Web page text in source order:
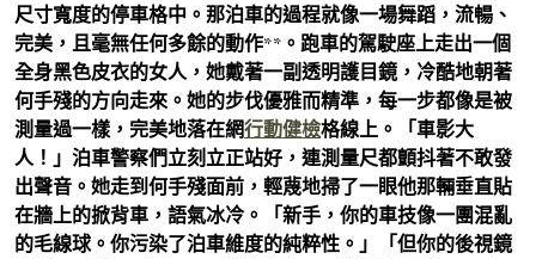
尺寸寬度的停車格中。那泊車的過程就像一場舞蹈，流暢、
完美，且毫無任何多餘的動作**。跑車的駕駛座上走出一個
全身黑色皮衣的女人，她戴著一副透明護目鏡，冷酷地朝著
何手殘的方向走來。她的步伐優雅而精準，每一步都像是被
測量過一樣，完美地落在網行動健檢格線上。「車影大
人！」泊車警察們立刻立正站好，連測量尺都顫抖著不敢發
出聲音。她走到何手殘面前，輕蔑地掃了一眼他那輛垂直貼
在牆上的掀背車，語氣冰冷。「新手，你的車技像一團混亂
的毛線球。你污染了泊車維度的純粹性。」「但你的後視鏡